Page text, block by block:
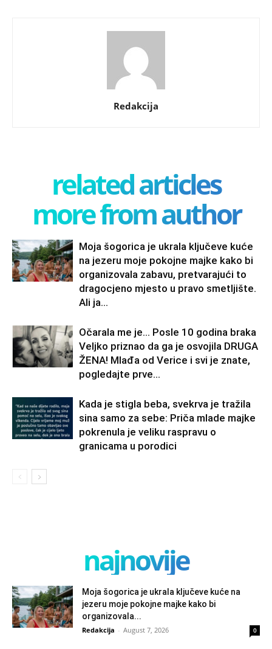
Redakcija
related articles
more from author
Moja šogorica je ukrala ključeve kuće
na jezeru moje pokojne majke kako bi
organizovala zabavu, pretvarajući to
dragocjeno mjesto u pravo smetljište.
Ali ja...
Očarala me je… Posle 10 godina braka
Veljko priznao da ga je osvojila DRUGA
ŽENA! Mlađa od Verice i svi je znate,
pogledajte prve...
Kada je stigla beba, svekrva je tražila
sina samo za sebe: Priča mlade majke
pokrenula je veliku raspravu o
granicama u porodici
najnovije
Moja šogorica je ukrala ključeve kuće na
jezeru moje pokojne majke kako bi
organizovala...
Redakcija - August 7, 2026 0